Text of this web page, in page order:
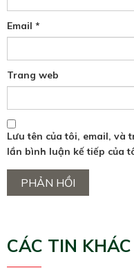
Email *
Trang web
Lưu tên của tôi, email, và
lần bình luận kế tiếp của
CÁC TIN KHÁC